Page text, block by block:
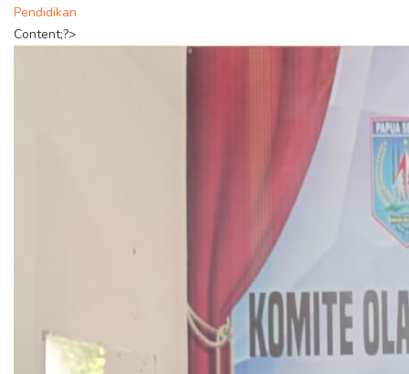
Pendidikan
Content;?>